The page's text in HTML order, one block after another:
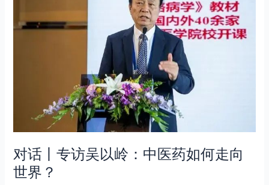
保
对话丨专访吴以岭：中医药如何走向
世界？
专
何
走
向